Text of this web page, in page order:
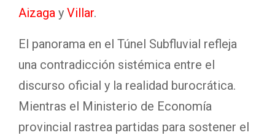
Aizaga y Villar.
El panorama en el Túnel Subfluvial refleja
una contradicción sistémica entre el
discurso oficial y la realidad burocrática.
Mientras el Ministerio de Economía
provincial rastrea partidas para sostener el